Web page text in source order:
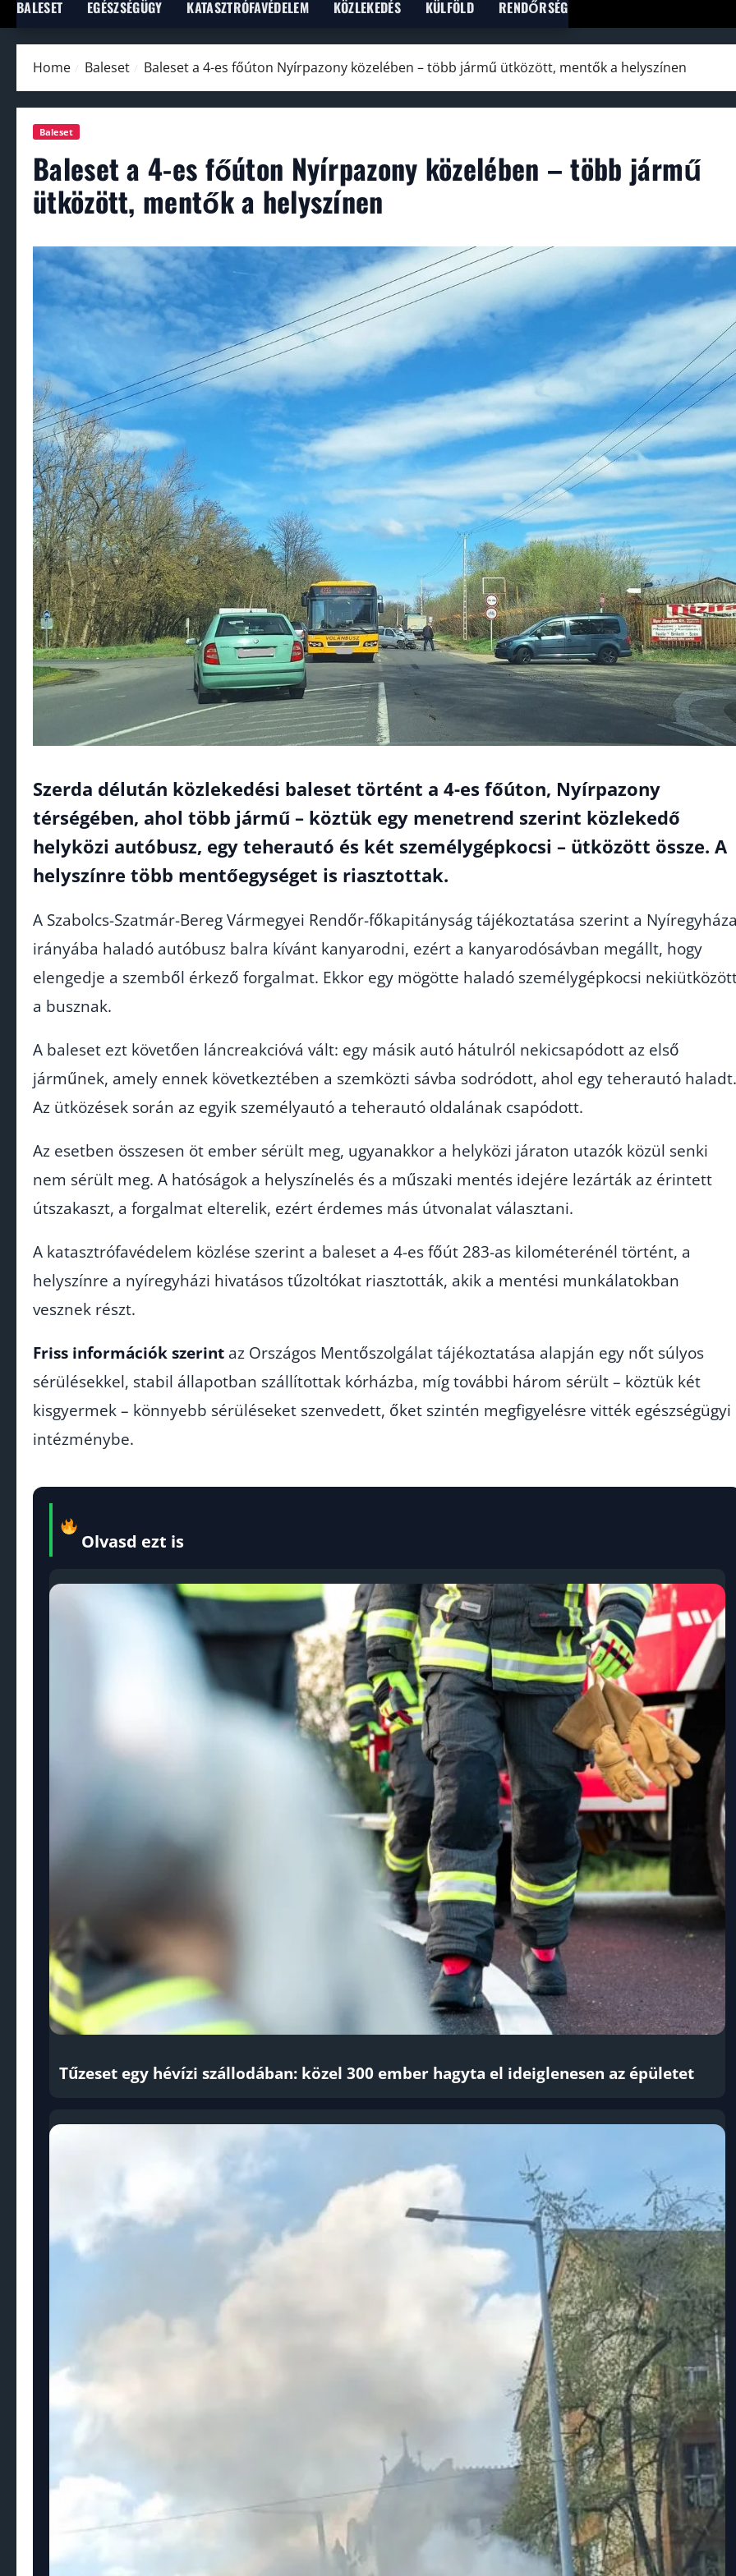
BALESET EGÉSZSÉGÜGY KATASZTRÓFAVÉDELEM KÖZLEKEDÉS KÜLFÖLD RENDŐRSÉG
Home Baleset Baleset a 4-es főúton Nyírpazony közelében – több jármű ütközött, mentők a helyszínen
Baleset
Baleset a 4-es főúton Nyírpazony közelében – több jármű
ütközött, mentők a helyszínen
Szerda délután közlekedési baleset történt a 4-es főúton, Nyírpazony
térségében, ahol több jármű – köztük egy menetrend szerint közlekedő
helyközi autóbusz, egy teherautó és két személygépkocsi – ütközött össze. A
helyszínre több mentőegységet is riasztottak.
A Szabolcs-Szatmár-Bereg Vármegyei Rendőr-főkapitányság tájékoztatása szerint a Nyíregyháza
irányába haladó autóbusz balra kívánt kanyarodni, ezért a kanyarodósávban megállt, hogy
elengedje a szemből érkező forgalmat. Ekkor egy mögötte haladó személygépkocsi
a busznak.
A baleset ezt követően láncreakcióvá vált: egy másik autó hátulról nekicsapódott az első
járműnek, amely ennek következtében a szemközti sávba sodródott, ahol egy teherautó haladt.
Az ütközések során az egyik személyautó a teherautó oldalának csapódott.
Az esetben összesen öt ember sérült meg, ugyanakkor a helyközi járaton utazók közül senki
nem sérült meg. A hatóságok a helyszínelés és a műszaki mentés idejére lezárták az érintett
útszakaszt, a forgalmat elterelik, ezért érdemes más útvonalat választani.
A katasztrófavédelem közlése szerint a baleset a 4-es főút 283-as kilométerénél történt, a
helyszínre a nyíregyházi hivatásos tűzoltókat riasztották, akik a mentési munkálatokban
vesznek részt.
Friss információk szerint az Országos Mentőszolgálat tájékoztatása alapján egy nőt súlyos
sérülésekkel, stabil állapotban szállítottak kórházba, míg további három sérült – köztük két
kisgyermek – könnyebb sérüléseket szenvedett, őket szintén megfigyelésre vitték egészségügyi
intézménybe.
Olvasd ezt is
Tűzeset egy hévízi szállodában: közel 300 ember hagyta el ideiglenesen az épületet